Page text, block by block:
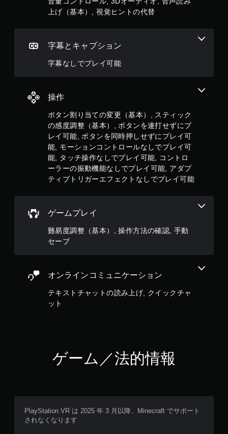
上げ（基本）, 視覚ヒントの代替
字幕とキャプション
字幕なしでプレイ可能
操作
ボタン割り当ての変更（基本）, スティック
の感度調整（基本）, ボタンを連打せずにプ
レイ可能, ボタンを同時押しせずにプレイ可
能, モーションコントロールなしでプレイ可
能, タッチ操作なしでプレイ可能, コントロ
ーラーの振動機能なしでプレイ可能, アダプ
ティブトリガーエフェクトなしでプレイ可能
ク
を
ず
に
ゲ
ム
プ
イ
で
き
ま
す
。
ダ
ィ
ブ
リ
ー
エ
フ
ェ
で
能
ト
ゲームプレイ
難易度調整（基本）, 操作方法の確認, 手動
セーブ
オンラインコミュニケーション
テキストチャットの読み上げ, クイックチャ
ット
ゲーム／法的情報
PlayStation VR は 2025 年 3 月以降、Minecraft でサポート
されなくなります